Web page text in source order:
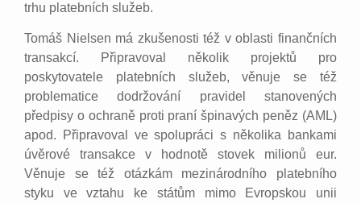
trhu platebních služeb.
Tomáš Nielsen má zkušenosti též v oblasti finančních
transakcí. Připravoval několik projektů pro
poskytovatele platebních služeb, věnuje se též
problematice dodržování pravidel stanovených
předpisy o ochraně proti praní špinavých peněz (AML)
apod. Připravoval ve spolupráci s několika bankami
úvěrové transakce v hodnotě stovek milionů eur.
Věnuje se též otázkám mezinárodního platebního
styku ve vztahu ke státům mimo Evropskou unii